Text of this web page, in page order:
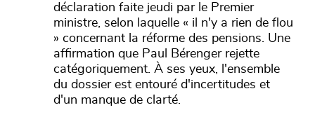
déclaration faite jeudi par le Premier
ministre, selon laquelle « il n'y a rien de flou
» concernant la réforme des pensions. Une
affirmation que Paul Bérenger rejette
catégoriquement. À ses yeux, l'ensemble
du dossier est entouré d'incertitudes et
d'un manque de clarté.